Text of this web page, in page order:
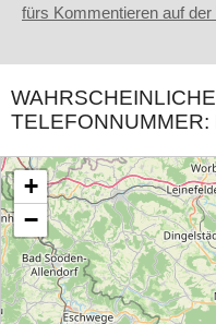
fürs Kommentieren auf der
TELEFONNUMMER: